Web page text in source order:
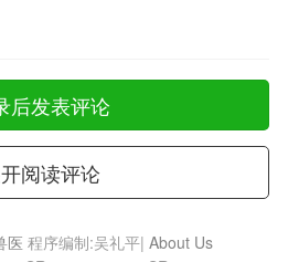
后发表评论
阅读评论
医 程序编制:吴礼平| About Us